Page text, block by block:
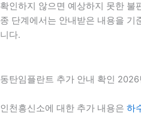
확인하지 않으면 예상하지 못한 불
종 단계에서는 안내받은 내용을 기
니다.
동탄임플란트 추가 안내 확인
인천흥신소에 대한 추가 내용은 하